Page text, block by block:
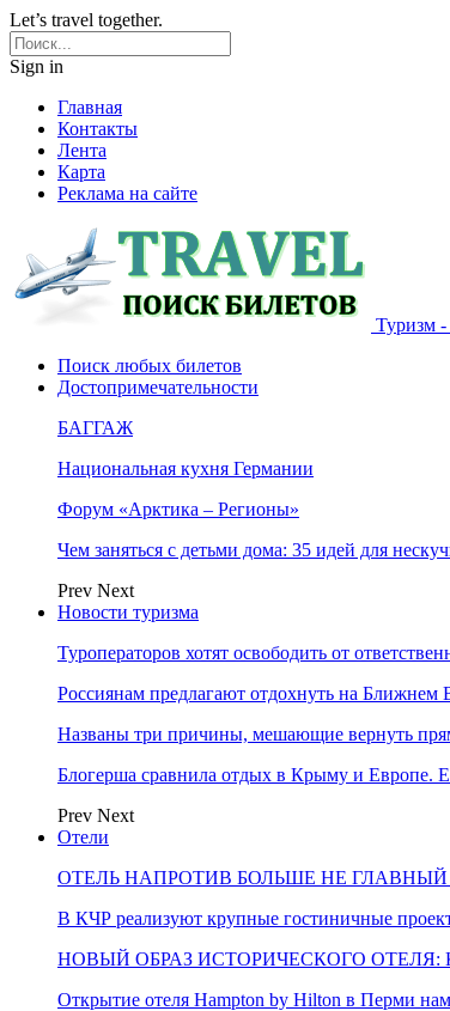
Let’s travel together.
Sign in
Главная
Контакты
Лента
Карта
Реклама на сайте
Туризм -
Поиск любых билетов
Достопримечательности
БАГГАЖ
Национальная кухня Германии
Форум «Арктика – Регионы»
Чем заняться с детьми дома: 35 идей для
Prev Next
Новости туризма
Туроператоров хотят освободить от
Россиянам предлагают отдохнуть на Ближнем
Названы три причины, мешающие вернуть
Блогерша сравнила отдых в Крыму и Европе.
Prev Next
Отели
ОТЕЛЬ НАПРОТИВ БОЛЬШЕ НЕ ГЛАВНЫЙ
В КЧР реализуют крупные гостиничные
НОВЫЙ ОБРАЗ ИСТОРИЧЕСКОГО ОТЕЛЯ:
Открытие отеля Hampton by Hilton в Перми